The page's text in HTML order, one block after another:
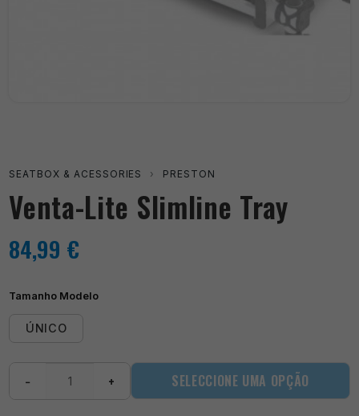
SEATBOX & ACESSORIES › PRESTON
Venta-Lite Slimline Tray
84,99 €
Tamanho Modelo
ÚNICO
Lite− + SELECCIONE UMA OPÇÃO